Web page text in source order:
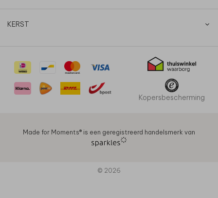
KERST
Kopersbescherming
Made for Moments®️ is een geregistreerd handelsmerk van
© 2026